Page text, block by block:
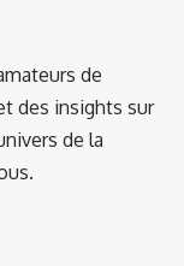
de
des insights sur
de la